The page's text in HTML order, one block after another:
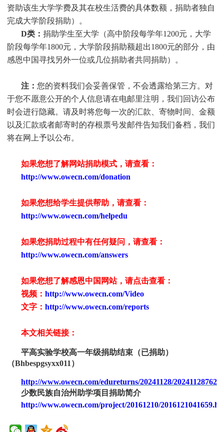
资助该生大学学费及其在校生活费的具体数额，捐助者独自
完成大学阶段捐助）。
D类： 捐助学生至大学（高中阶段每学年1200元，大学
阶段每学年1800元，大学阶段捐助额超出1800元的部分，由
感恩中国寻找另外一位或几位捐助者共同捐助）。
注： 您的资料我们会妥善保管，不会透露给第三方。对
于您不愿意公开的个人信息请在电邮里注明，我们回访公布
时会进行隐藏。请及时将您每一次的汇款、寄物时间、金额
以及汇款或者邮寄时的存根票号发邮件告知我们备档，我们
将在网上予以公布。
如果您想了解网站捐助模式，请查看：
http://www.owecn.com/donation
如果您想给学生提供帮助，请查看：
http://www.owecn.com/helpedu
如果您捐助过程中有任何疑问，请查看：
http://www.owecn.com/answers
如果您想了解感恩中国网站，请点击查看：
视频： http://www.owecn.com/Video
文字： http://www.owecn.com/reports
本文相关链接：
平高实验学校高一年级捐助结束（已捐助）
（Bhbespgsyxx011 ）
http://www.owecn.com/edureturns/20241128/
少数民族自治州助学项目捐助简介
http://www.owecn.com/project/20161210/